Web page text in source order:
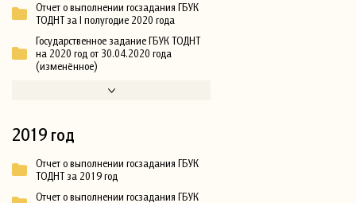
Отчет о выполнении госзадания ГБУК
ТОДНТ за I полугодие 2020 года
Государственное задание ГБУК ТОДНТ
на 2020 год от 30.04.2020 года
(изменённое)
2019 год
Отчет о выполнении госзадания ГБУК
ТОДНТ за 2019 год
Отчет о выполнении госзадания ГБУК